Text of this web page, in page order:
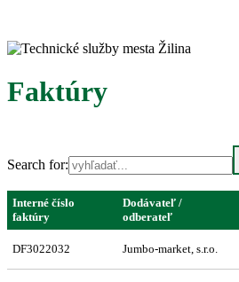
Faktúry
Search for:
Interné číslo
faktúry
Dodávateľ /
odberateľ
DF3022032 Jumbo-market, s.r.o.